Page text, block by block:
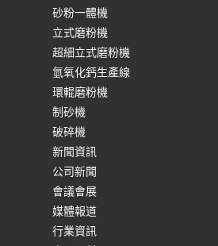
砂粉一體機
立式磨粉機
超細立式磨粉機
氫氧化鈣生產線
環輥磨粉機
制砂機
破碎機
新聞資訊
公司新聞
會議會展
媒體報道
行業資訊